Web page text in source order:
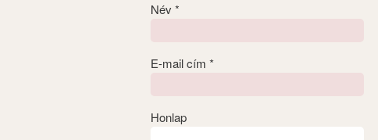
Név *
E-mail cím *
Honlap